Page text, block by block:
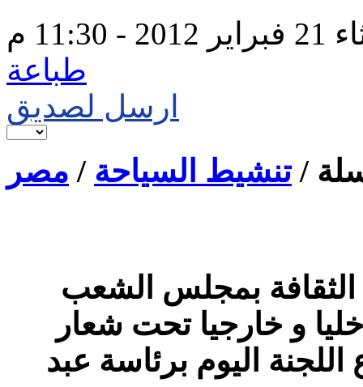
- 11:30 م
طباعة
ارسل لصديق
/تنشيط السياحة / مصر
بمجلس الشعب
و خارجيا تحت شعار
اليوم برئاسة عبد